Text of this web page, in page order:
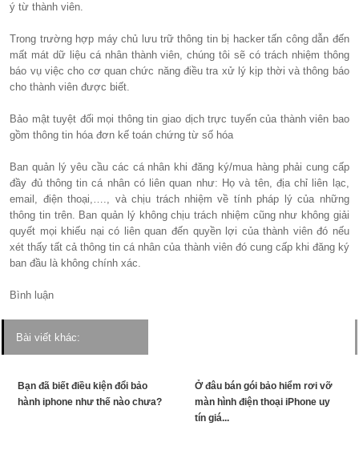
ý từ thành viên.
Trong trường hợp máy chủ lưu trữ thông tin bị hacker tấn công dẫn đến
mất mát dữ liệu cá nhân thành viên, chúng tôi sẽ có trách nhiệm thông
báo vụ việc cho cơ quan chức năng điều tra xử lý kịp thời và thông báo
cho thành viên được biết.
Bảo mật tuyệt đối mọi thông tin giao dịch trực tuyến của thành viên bao
gồm thông tin hóa đơn kế toán chứng từ số hóa
Ban quản lý yêu cầu các cá nhân khi đăng ký/mua hàng phải cung cấp
đầy đủ thông tin cá nhân có liên quan như: Họ và tên, địa chỉ liên lạc,
email, điện thoại,…., và chịu trách nhiệm về tính pháp lý của những
thông tin trên. Ban quản lý không chịu trách nhiệm cũng như không giải
quyết mọi khiếu nại có liên quan đến quyền lợi của thành viên đó nếu
xét thấy tất cả thông tin cá nhân của thành viên đó cung cấp khi đăng ký
ban đầu là không chính xác.
Bình luận
Bài viết khác:
Bạn đã biết điều kiện đổi bảo
hành iphone như thế nào chưa?
Ở đâu bán gói bảo hiểm rơi vỡ
màn hình điện thoại iPhone uy
tín giá...